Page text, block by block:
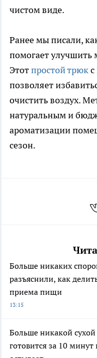
чистом виде.
Ранее мы писали,
помогает улучшить
Этотпростой трюк
позволяет
очистить воздух.
натуральным и
ароматизации
сезон.
Больше никаких
разъяснили, как
приема пищи
13:15
Больше никакой
готовится за 10 минут